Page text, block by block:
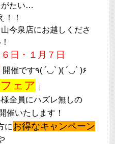
がたい…
！！
今泉店にお越しくださ
日・１月７日
開催です٩( ´◡` )( ´◡` )۶
ェア 」
全員にハズレ無しの
催いたします！
にお得なキャンペーン